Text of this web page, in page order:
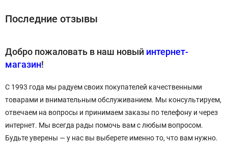
Последние отзывы
Добро пожаловать в наш новый интернет-
магазин!
С 1993 года мы радуем своих покупателей качественными
товарами и внимательным обслуживанием. Мы консультируем,
отвечаем на вопросы и принимаем заказы по телефону и через
интернет. Мы всегда рады помочь вам с любым вопросом.
Будьте уверены — у нас вы выберете именно то, что вам нужно.